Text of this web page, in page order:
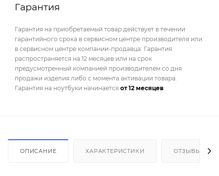
Гарантия
Гарантия на приобретаемый товар действует в течении
гарантийного срока в сервисном центре производителя или
в сервисном центре компании-продавца. Гарантия
распространяется на 12 месяцев или на срок
предусмотренный компанией производителем со дня
продажи изделия либо с момента активации товара.
Гарантия на ноутбуки начинается от 12 месяцев
ОПИСАНИЕ ХАРАКТЕРИСТИКИ ОТЗЫВЫ